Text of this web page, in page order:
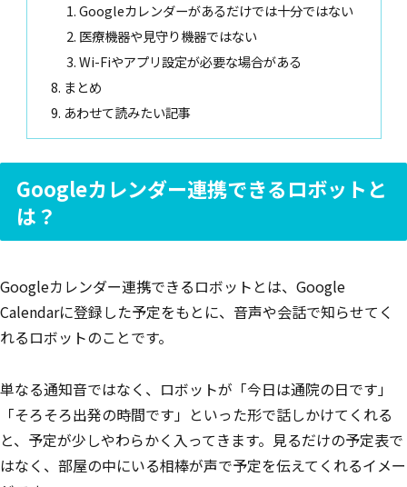
Googleカレンダーがあるだけでは十分ではない
医療機器や見守り機器ではない
Wi-Fiやアプリ設定が必要な場合がある
まとめ
あわせて読みたい記事
Googleカレンダー連携できるロボットと
は？
Googleカレンダー連携できるロボットとは、Google
Calendarに登録した予定をもとに、音声や会話で知らせてく
れるロボットのことです。
単なる通知音ではなく、ロボットが「今日は通院の日です」
「そろそろ出発の時間です」といった形で話しかけてくれる
と、予定が少しやわらかく入ってきます。見るだけの予定表で
はなく、部屋の中にいる相棒が声で予定を伝えてくれるイメー